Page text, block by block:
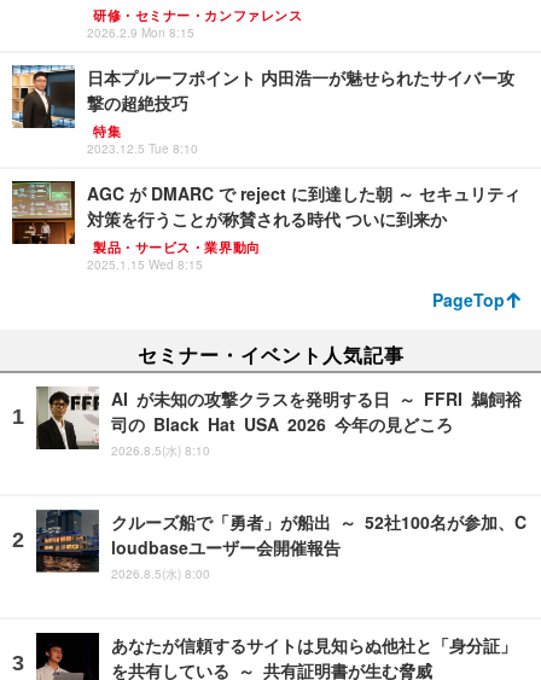
研修・セミナー・カンファレンス
2026.2.9 Mon 8:15
日本プルーフポイント 内田浩一が魅せられたサイバー攻
撃の超絶技巧
特集
2023.12.5 Tue 8:10
AGC が DMARC で reject に到達した朝 ～ セキュリティ
対策を行うことが称賛される時代 ついに到来か
製品・サービス・業界動向
2025.1.15 Wed 8:15
PageTop
セミナー・イベント人気記事
AI が未知の攻撃クラスを発明する日 ～ FFRI 鵜飼裕
司の Black Hat USA 2026 今年の見どころ
2026.8.5(水) 8:10
クルーズ船で「勇者」が船出 ～ 52社100名が参加、C
loudbaseユーザー会開催報告
2026.8.5(水) 8:00
あなたが信頼するサイトは見知らぬ他社と「身分証」
を共有している ～ 共有証明書が生む脅威